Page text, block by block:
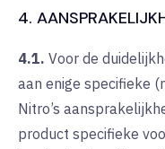
4.
4.1. Voor de
aan enige specifieke
Nitro’s
product specifieke